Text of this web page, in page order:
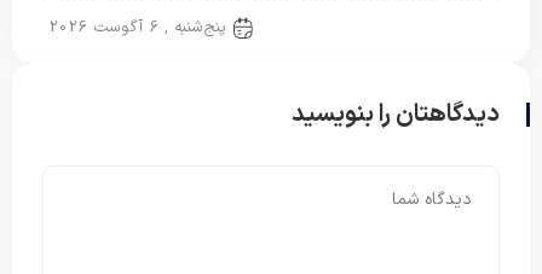
پنج‌شنبه , 6 آگوست 2026
دیدگاهتان را بنویسید